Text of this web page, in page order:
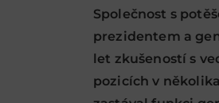
Společnost s
prezidentem a
let zkušeností s
pozicích v